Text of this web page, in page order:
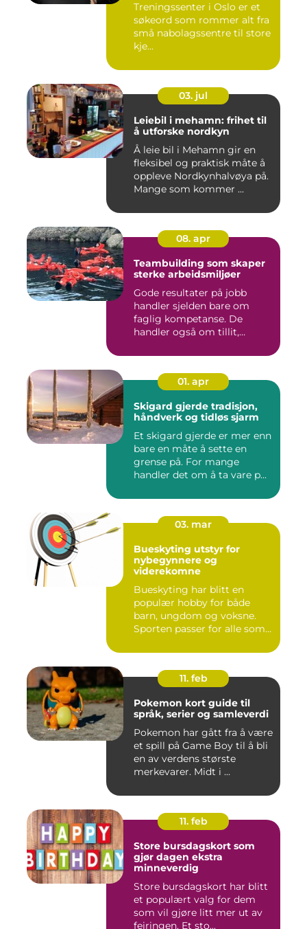
Treningssenter i Oslo er et
søkeord som rommer alt fra
små nabolagssentre til store
kje...
03. jul
Leiebil i mehamn: frihet til
å utforske nordkyn
Å leie bil i Mehamn gir en
fleksibel og praktisk måte å
oppleve Nordkynhalvøya på.
Mange som kommer ...
08. apr
Teambuilding som skaper
sterke arbeidsmiljøer
Gode resultater på jobb
handler sjelden bare om
faglig kompetanse. De
handler også om tillit,
01. apr
Skigard gjerde tradisjon,
håndverk og tidløs sjarm
Et skigard gjerde er mer enn
bare en måte å sette en
grense på. For mange
handler det om å ta vare p...
03. mar
Bueskyting utstyr for
nybegynnere og
viderekomne
Bueskyting har blitt en
populær hobby for både
barn, ungdom og voksne.
Sporten passer for alle som
11. feb
Pokemon kort guide til
språk, serier og samleverdi
Pokemon har gått fra å være
et spill på Game Boy til å bli
en av verdens største
merkevarer. Midt i ...
11. feb
Store bursdagskort som
gjør dagen ekstra
minneverdig
Store bursdagskort har blitt
et populært valg for dem
som vil gjøre litt mer ut av
feiringen. Et sto...